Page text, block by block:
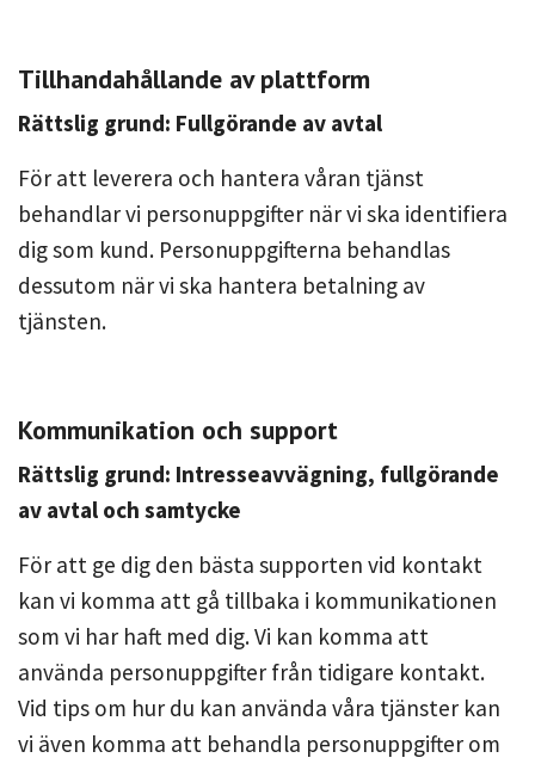
Tillhandahållande av plattform
Rättslig grund: Fullgörande av avtal
För att leverera och hantera våran tjänst
behandlar vi personuppgifter när vi ska identifiera
dig som kund. Personuppgifterna behandlas
dessutom när vi ska hantera betalning av
tjänsten.
Kommunikation och support
Rättslig grund: Intresseavvägning, fullgörande
av avtal och samtycke
För att ge dig den bästa supporten vid kontakt
kan vi komma att gå tillbaka i kommunikationen
som vi har haft med dig. Vi kan komma att
använda personuppgifter från tidigare kontakt.
Vid tips om hur du kan använda våra tjänster kan
vi även komma att behandla personuppgifter om